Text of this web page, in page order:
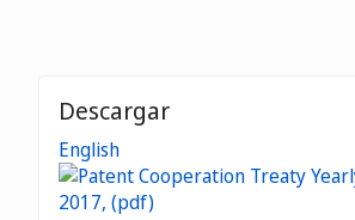
Descargar
English